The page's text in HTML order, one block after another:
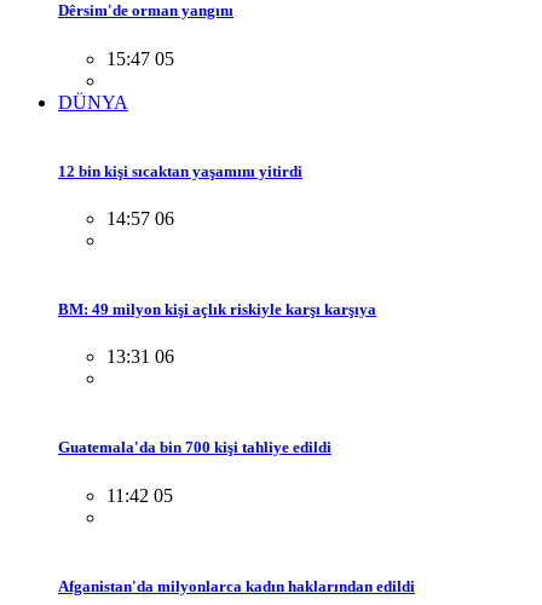
Dêrsim'de orman yangını
15:47 05
DÜNYA
12 bin kişi sıcaktan yaşamını yitirdi
14:57 06
BM: 49 milyon kişi açlık riskiyle karşı karşıya
13:31 06
Guatemala'da bin 700 kişi tahliye edildi
11:42 05
Afganistan'da milyonlarca kadın haklarından edildi